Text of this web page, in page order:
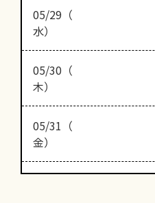
05/29（
水）
05/30（
木）
05/31（
金）